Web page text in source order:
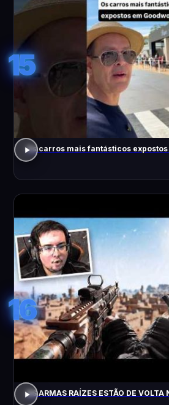
15
Os carros mais fantásticos expostos
16
AS ARMAS RAÍZES ESTÃO DE VOLTA